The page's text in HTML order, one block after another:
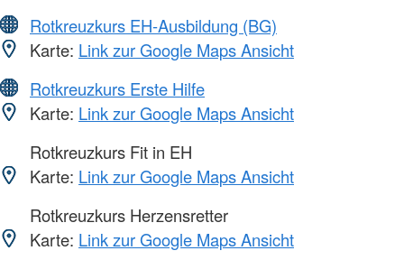
Rotkreuzkurs EH-Ausbildung (BG)
Karte: Link zur Google Maps Ansicht
Rotkreuzkurs Erste Hilfe
Karte: Link zur Google Maps Ansicht
Rotkreuzkurs Fit in EH
Karte: Link zur Google Maps Ansicht
Rotkreuzkurs Herzensretter
Karte: Link zur Google Maps Ansicht